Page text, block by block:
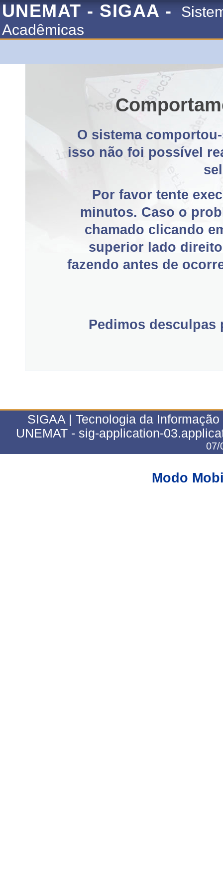
UNEMAT - SIGAA -
Acadêmicas
O sistema
isso não foi possível
Por favor tente
minutos. Caso o
chamado clicando
superior lado
fazendo antes de
Pedimos
SIGAA | Tecnologia da
UNEMAT - sig-application-
07/
Modo